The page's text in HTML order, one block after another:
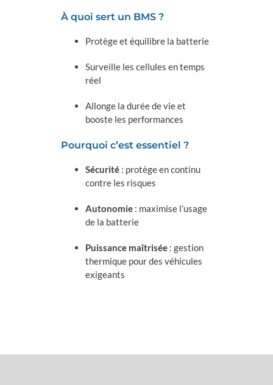
À quoi sert un BMS ?
Protège et équilibre la batterie
Surveille les cellules en temps
réel
Allonge la durée de vie et
booste les performances
Pourquoi c’est essentiel ?
Sécurité : protège en continu
contre les risques
Autonomie : maximise l’usage
de la batterie
Puissance maîtrisée : gestion
thermique pour des véhicules
exigeants